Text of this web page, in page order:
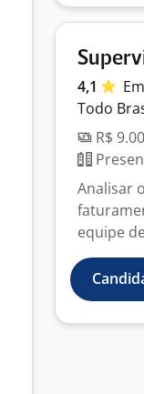
4,1
Todo
R$
Analisar
equipe